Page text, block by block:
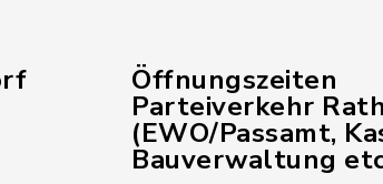
Öffnungszeiten
Parteiverkehr
(EWO/Passamt,
Bauverwaltung